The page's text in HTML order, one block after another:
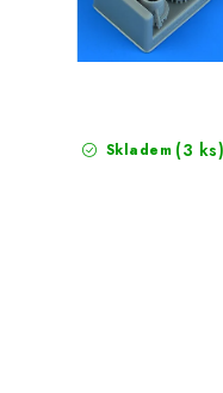
Skladem (3 ks)